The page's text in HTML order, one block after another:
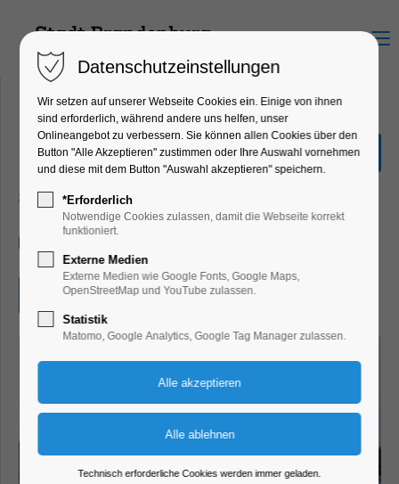
Menu
Deutsche Meisterschaften
im Kanu-Rennsport
Sport
Eintritt frei
Datenschutzeinstellungen
Wir setzen auf unserer Webseite Cookies ein. Einige von ihnen
sind erforderlich, während andere uns helfen, unser
Onlineangebot zu verbessern. Sie können allen Cookies über den
Button "Alle Akzeptieren" zustimmen oder Ihre Auswahl vornehmen
und diese mit dem Button "Auswahl akzeptieren" speichern.
*Erforderlich
Notwendige Cookies zulassen, damit die Webseite korrekt
funktioniert.
Externe Medien
Externe Medien wie Google Fonts, Google Maps,
OpenStreetMap und YouTube zulassen.
Statistik
Matomo, Google Analytics, Google Tag Manager zulassen.
Technisch erforderliche Cookies werden immer geladen.